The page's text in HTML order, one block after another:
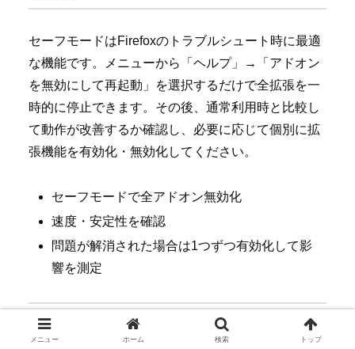
セーフモードはFirefoxのトラブルシュート時に最適
な機能です。メニューから「ヘルプ」→「アドオン
を無効にして再起動」を選択するだけで全拡張を一
時的に停止できます。その後、通常利用時と比較し
て動作が改善するか確認し、必要に応じて個別に拡
張機能を有効化・無効化してください。
セーフモードで全アドオン無効化
速度・安定性を確認
問題が解消された場合は1つずつ有効化して影
響を測定
Firefoxアドオン おすすめ｜必須機能のみに絞っ
たミニマム構成
メニュー ホーム 検索 トップ